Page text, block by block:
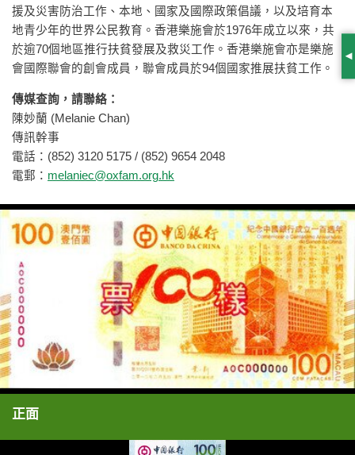
援及災害防治工作、本地、國家及國際政策倡議，以及培育本
地青少年的世界公民教育。香港樂施會於1976年成立以來，共
於逾70個地區推行扶貧發展及救災工作。香港樂施會亦是樂施
會國際聯會的創會成員，聯會成員於94個國家推展扶貧工作。
傳媒查詢，請聯絡：
陳妙蘭 (Melanie Chan)
傳訊幹事
電話：(852) 3120 5175 / (852) 9654 2048
電郵： melaniec@oxfam.org.hk
正面